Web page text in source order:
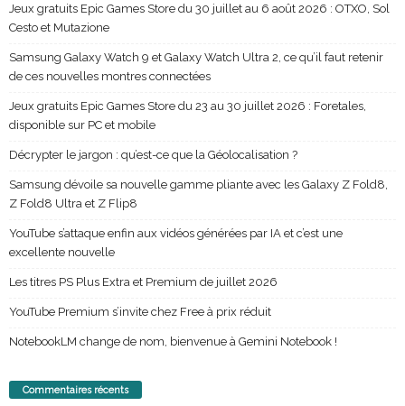
Jeux gratuits Epic Games Store du 30 juillet au 6 août 2026 : OTXO, Sol
Cesto et Mutazione
Samsung Galaxy Watch 9 et Galaxy Watch Ultra 2, ce qu’il faut retenir
de ces nouvelles montres connectées
Jeux gratuits Epic Games Store du 23 au 30 juillet 2026 : Foretales,
disponible sur PC et mobile
Décrypter le jargon : qu’est-ce que la Géolocalisation ?
Samsung dévoile sa nouvelle gamme pliante avec les Galaxy Z Fold8,
Z Fold8 Ultra et Z Flip8
YouTube s’attaque enfin aux vidéos générées par IA et c’est une
excellente nouvelle
Les titres PS Plus Extra et Premium de juillet 2026
YouTube Premium s’invite chez Free à prix réduit
NotebookLM change de nom, bienvenue à Gemini Notebook !
Commentaires récents